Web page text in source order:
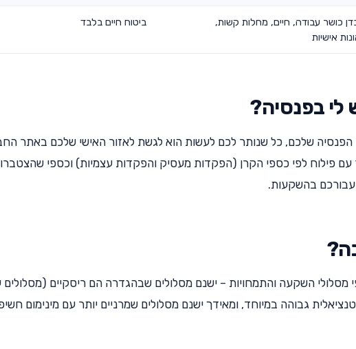
כושר עבודה, חיים, מחלות קשות,
אישיות
ביטוח חיים בלבד
לי בפנסיה?
הפנסיה שלכם, כל שנותר לכם לעשות הוא לגשת לאזור האישי שלכם באתר
פילוח לפי כספי הקרן (הפקדות מעסיק והפקדות עצמיות) וכספי
בהשקעות.
השקעה והתמחויות – ישנם מסלולים שבהגדרה הם ריסקיים (מסלולים
גבוהה במיוחד, ומאידך ישנם מסלולים שמרניים יותר עם מינימום